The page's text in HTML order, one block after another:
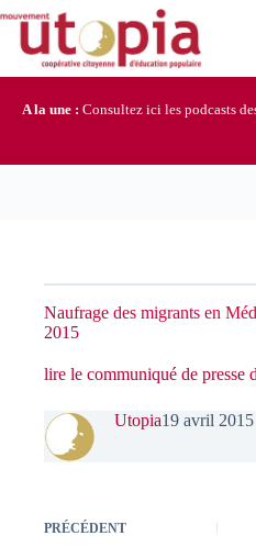
contenu
A la une : Consultez ici les podcasts
Naufrage des migrants en
2015
lire le communiqué de presse
Utopia19 avril 2015
PRÉCÉDENT